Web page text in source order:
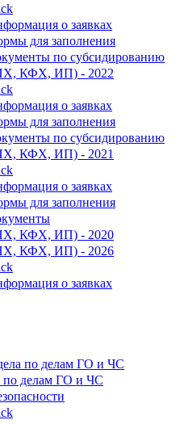
о заявках
для заполнения
по субсидированию
КФХ, ИП) - 2022
о заявках
для заполнения
по субсидированию
КФХ, ИП) - 2021
о заявках
для заполнения
КФХ, ИП) - 2020
КФХ, ИП) - 2026
о заявках
по делам ГО и ЧС
по делам ГО и ЧС